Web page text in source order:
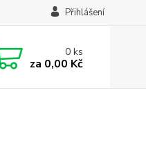
Přihlášení
0ks
za 0,00 Kč